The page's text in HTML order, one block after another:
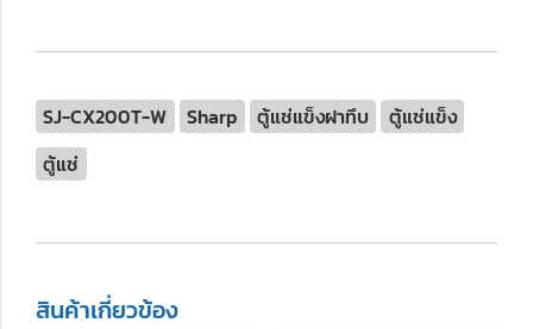
SJ-CX200T-W Sharp ตู้แช่แข็งฝาทึบ
ตู้แช่แข็ง
ตู้แช่
สินค้าเกี่ยวข้อง